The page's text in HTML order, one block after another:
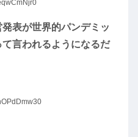
表が世界的パンデミッ
言われるようになるだ